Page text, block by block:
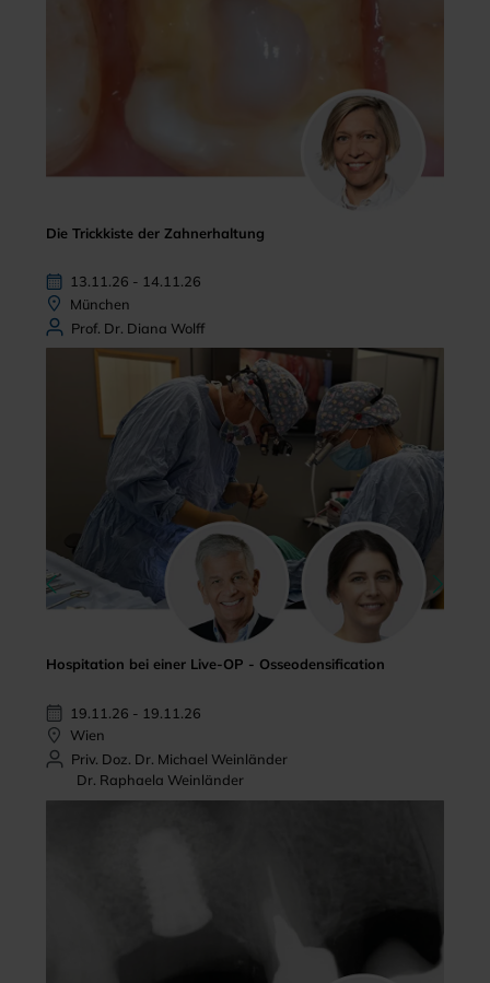
Die Trickkiste der Zahnerhaltung
13.11.26 - 14.11.26
München
Prof. Dr. Diana Wolff
Hospitation bei einer Live-OP - Osseodensification
19.11.26 - 19.11.26
Wien
Priv. Doz. Dr. Michael Weinländer
Dr. Raphaela Weinländer